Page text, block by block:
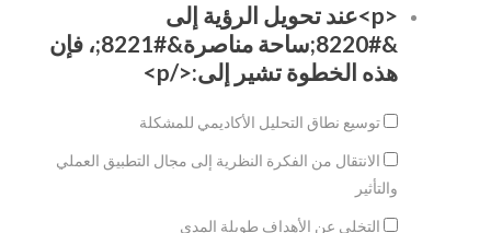
<p>عند تحويل الرؤية إلى
&#8220;ساحة مناصرة&#8221;، فإن
هذه الخطوة تشير إلى:</p>
توسيع نطاق التحليل الأكاديمي للمشكلة
الانتقال من الفكرة النظرية إلى مجال التطبيق العملي
والتأثير
التخلي عن الأهداف طويلة المدى